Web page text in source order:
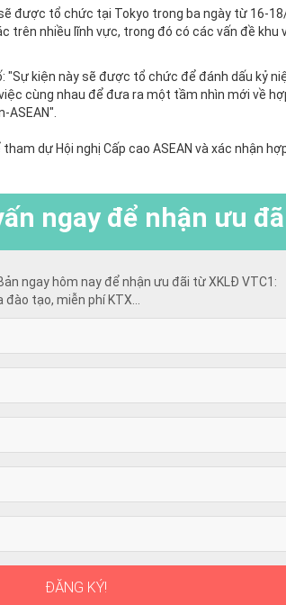
được tổ chức tại Tokyo trong ba ngày từ 16-
nhiều lĩnh vực, trong đó có các vấn đề khu
"Sự kiện này sẽ được tổ chức để đánh dấu kỷ
cùng nhau để đưa ra một tầm nhìn mới về
dự Hội nghị Cấp cao ASEAN và xác nhận
ngay để nhận ưu
ngay hôm nay để nhận ưu đãi từ XKLĐ VTC1:
tạo, miễn phí KTX...
ĐĂNG KÝ!